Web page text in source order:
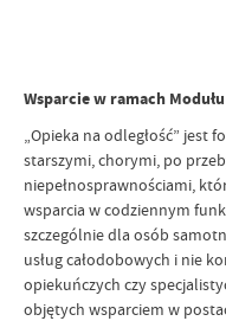
Wsparcie w ramach
„Opieka na odległość” jest
starszymi, chorymi, po
niepełnosprawnościami,
wsparcia w codziennym
szczególnie dla osób
usług całodobowych i nie
opiekuńczych czy
objętych wsparciem w